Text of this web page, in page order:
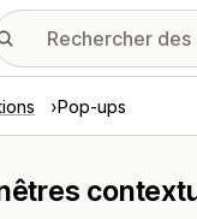
Pop-ups